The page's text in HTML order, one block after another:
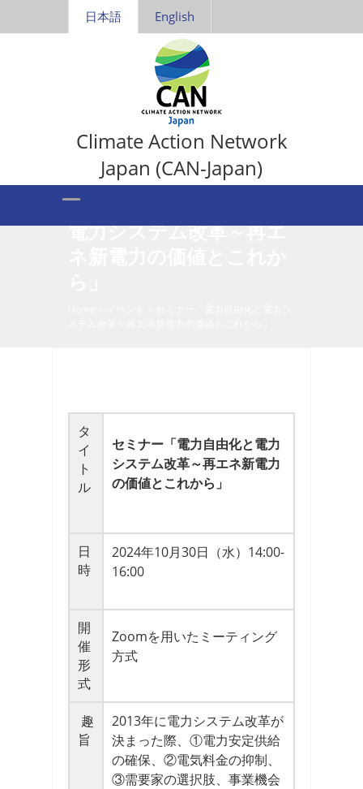
日本語 English
Climate Action Network
Japan (CAN-Japan)
セミナー「電力自由化と
電力システム改革～再エ
タ
イ
ト
ル
セミナー「電力自由化と電力
システム改革～再エネ新電力
の価値とこれから」
日
時
2024年10月30日（水）14:00-
16:00
開
催
形
式
Zoomを用いたミーティング
方式
趣
旨
2013年に電力システム改革が
決まった際、①電力安定供給
の確保、②電気料金の抑制、
③需要家の選択肢、事業機会